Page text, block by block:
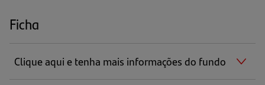
Ficha
Clique aqui e tenha mais informações do fundo